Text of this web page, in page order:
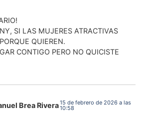
SI LAS MUJERES ATRACTIVAS
QUIEREN.
CONTIGO PERO NO QUICISTE
Brea Rivera15 de febrero de 2026 a las
10:58